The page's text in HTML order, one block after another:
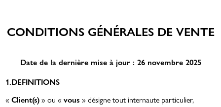
LA LIGNE POUR UN HOMME
L'AMOUR QUI DURE
CONDITIONS GÉNÉRALES DE VENTE
Date de la dernière mise à jour : 26 novembre 2025
1.DEFINITIONS
«Client(s)» ou «vous » désigne tout internaute particulier,